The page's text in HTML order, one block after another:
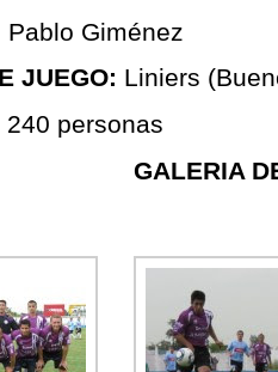
Pablo Giménez
JUEGO: Liniers
240 personas
GALERIA